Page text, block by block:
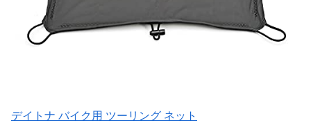
デイトナ バイク用 ツーリング ネット